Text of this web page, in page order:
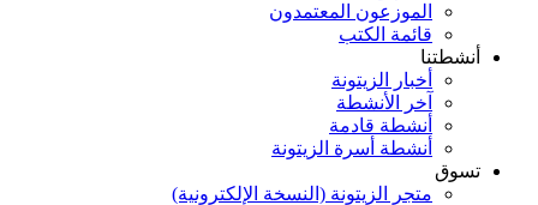
الموزعون المعتمدون
قائمة الكتب
أنشطتنا
أخبار الزيتونة
آخر الأنشطة
أنشطة قادمة
أنشطة أسرة الزيتونة
تسوق
متجر الزيتونة (النسخة الإلكترونية)